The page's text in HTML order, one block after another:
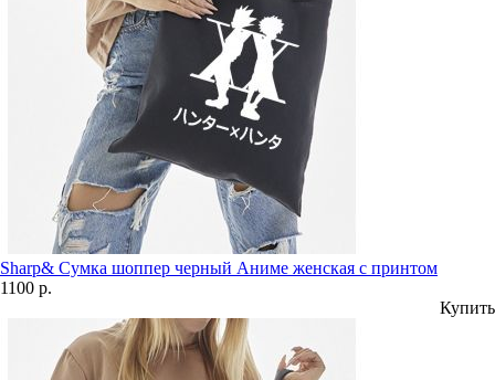
Sharp& Сумка шоппер черный Аниме женская с принтом
1100 р.
Купить